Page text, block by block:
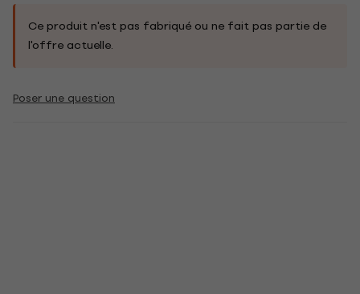
Ce produit n'est pas fabriqué ou ne fait pas partie de
l'offre actuelle.
Poser une question